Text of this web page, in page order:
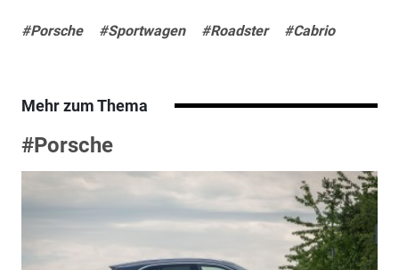
#Porsche #Sportwagen #Roadster #Cabrio
Mehr zum Thema
#Porsche